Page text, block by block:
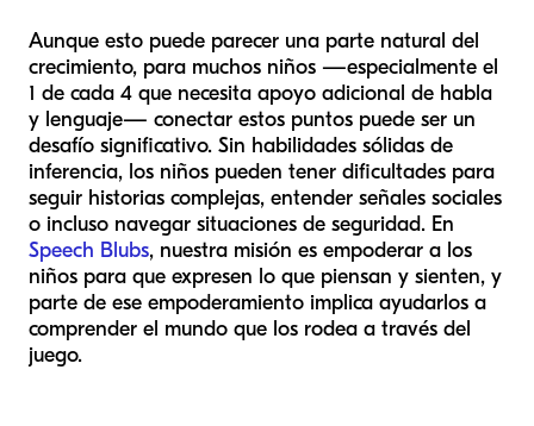
Aunque esto puede parecer una parte natural del
crecimiento, para muchos niños —especialmente el
1 de cada 4 que necesita apoyo adicional de habla
y lenguaje— conectar estos puntos puede ser un
desafío significativo. Sin habilidades sólidas de
inferencia, los niños pueden tener dificultades para
seguir historias complejas, entender señales sociales
o incluso navegar situaciones de seguridad. En
Speech Blubs, nuestra misión es empoderar a los
niños para que expresen lo que piensan y sienten, y
parte de ese empoderamiento implica ayudarlos a
comprender el mundo que los rodea a través del
juego.